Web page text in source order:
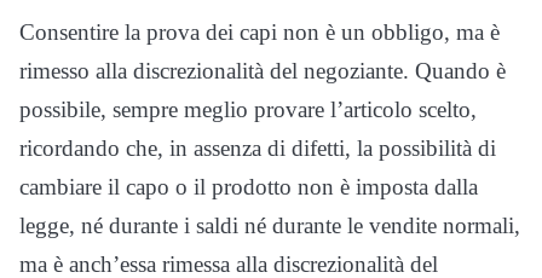
Consentire la prova dei capi non è un obbligo, ma è
rimesso alla discrezionalità del negoziante. Quando è
possibile, sempre meglio provare l’articolo scelto,
ricordando che, in assenza di difetti, la possibilità di
cambiare il capo o il prodotto non è imposta dalla
legge, né durante i saldi né durante le vendite normali,
ma è anch’essa rimessa alla discrezionalità del